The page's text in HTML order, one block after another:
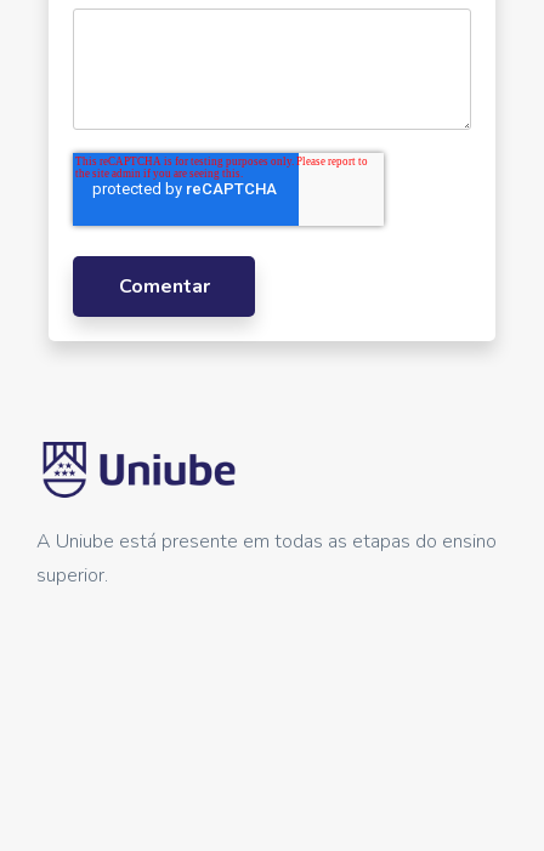
A Uniube está presente em todas as etapas do ensino
superior.